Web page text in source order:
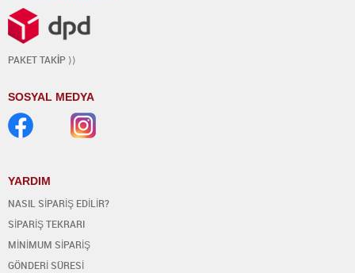
PAKET TAKİP ⟩⟩
SOSYAL MEDYA
YARDIM
NASIL SİPARİŞ EDİLİR?
SİPARİŞ TEKRARI
MİNİMUM SİPARİŞ
GÖNDERİ SÜRESİ